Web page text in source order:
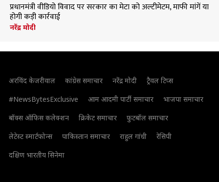
प्रधानमंत्री वीडियो विवाद पर सरकार का मेटा को अल्टीमेटम, माफी मांगें या
होगी कड़ी कार्रवाई
नरेंद्र मोदी
अरविंद केजरीवाल कांग्रेस समाचार नरेंद्र मोदी
ट्रैवल टिप्स
#NewsBytesExclusive
आम आदमी पार्टी समाचार
भाजपा समाचार
बॉक्स ऑफिस कलेक्शन
क्रिकेट समाचार
फुटबॉल समाचार
लेटेस्ट स्मार्टफोन्स
पाकिस्तान समाचार राहुल गांधी
रेसिपी
दक्षिण भारतीय सिनेमा